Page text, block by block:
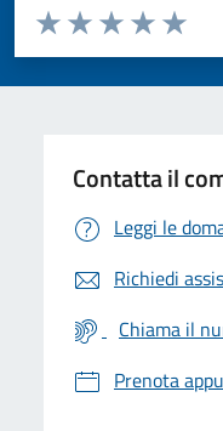
Valuta da 1 a 5 stelle la
Valuta
Valuta 4
Valuta 3 stelle
Valuta 2 stelle su 5
Valuta 1 stelle su 5
Contatta il
Leggi le
Richiedi
Chiama il
Prenota